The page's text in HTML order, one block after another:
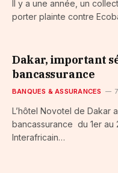
Il y a une année, un
porter plainte contre
Dakar, important
bancassurance
BANQUES & ASSURANCES
L’hôtel Novotel de Dakar
bancassurance du 1er au
Interafricain…